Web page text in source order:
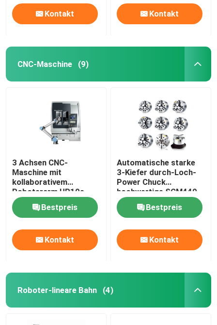
Kontakt Kontakt
CNC-Maschine (9)
3 Achsen CNC-
Maschine mit
kollaborativem
Roboterarm UR10e
Cobot für hochpräzise
Fräsen Bestpreis
Kontakt
Automatische starke
3-Kiefer durch-Loch-
Power Chuck
hochwertige SCM440
Standard-Power Chuck
Bestpreis
Kontakt
Roboter-lineare Bahn (4)